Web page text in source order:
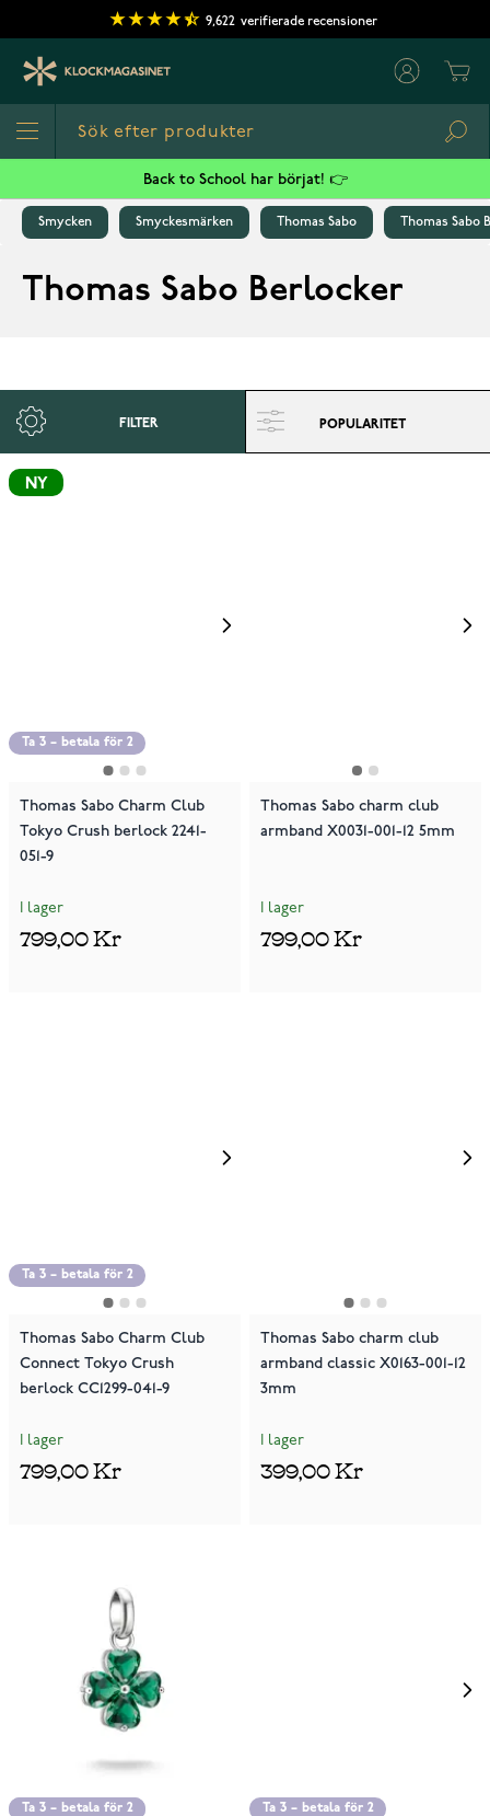
Hoppa till innehållet
9,622 verifierade recensioner
Back to School har börjat! 👉
Smycken Smyckesmärken Thomas Sabo Thomas Sabo
Thomas Sabo Berlocker
FILTER
Ta 3 – betala för 2
NY
Thomas Sabo Charm Club
Tokyo Crush berlock 2241-
051-9
I lager
799,00 Kr
Thomas Sabo charm club
armband X0031-001-12 5mm
I lager
799,00 Kr
Ta 3 – betala för 2
Thomas Sabo Charm Club
Connect Tokyo Crush
berlock CC1299-041-9
I lager
799,00 Kr
Thomas Sabo charm club
armband classic X0163-001-12
3mm
I lager
399,00 Kr
Ta 3 – betala för 2
Ta 3 – betala för 2 Ta 3 – betala för 2